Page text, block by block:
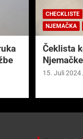
CHECKLISTE
NJEMAČKA
Čeklista
Njemačke
15. Juli 2024